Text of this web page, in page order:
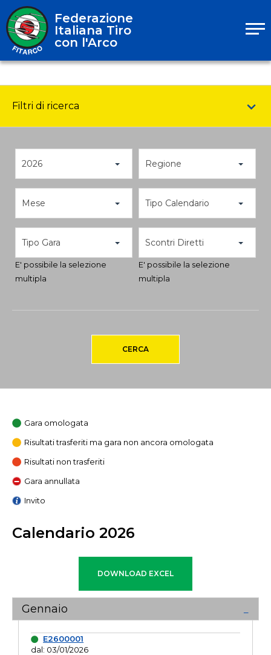
Federazione
Italiana Tiro
con l'Arco
Filtri di ricerca
2026 Regione
Mese Tipo Calendario
Tipo Gara
E' possibile la selezione
multipla
Scontri Diretti
E' possibile la selezione
multipla
CERCA
Gara omologata
Risultati trasferiti ma gara non ancora omologata
Risultati non trasferiti
Gara annullata
Invito
Calendario 2026
Gennaio
E2600001
dal: 03/01/2026